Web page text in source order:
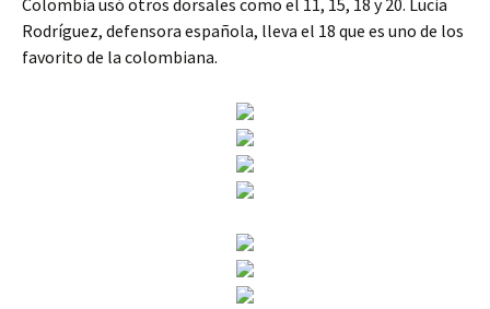
Colombia usó otros dorsales como el 11, 15, 18 y 20. Lucia
Rodríguez, defensora española, lleva el 18 que es uno de los
favorito de la colombiana.